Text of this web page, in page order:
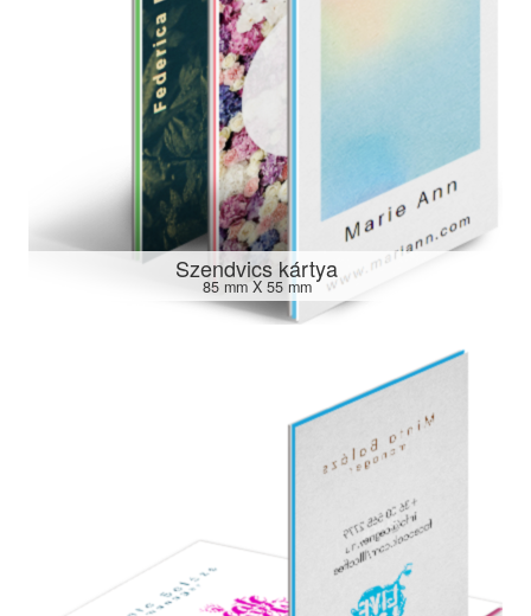
Szendvics kártya
85 mm X 55 mm